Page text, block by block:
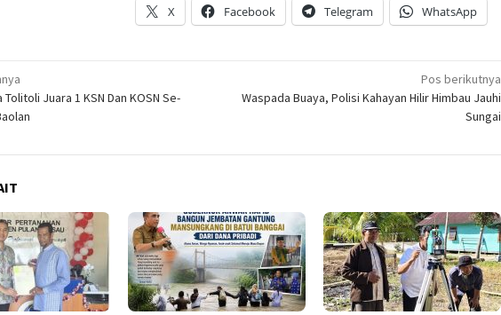
X
Facebook Telegram WhatsApp
Tolitoli Juara 1 KSN Dan KOSN Se-
Pos berikutnya
Waspada Buaya, Polisi Kahayan Hilir Himbau Jauhi
Sungai